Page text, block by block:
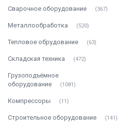
Сварочное оборудование 367
Металлообработка 520
Тепловое обрудование 63
Складская техника 472
Грузоподъёмное
оборудование
1081
Компрессоры 11
Строительное оборудование 141